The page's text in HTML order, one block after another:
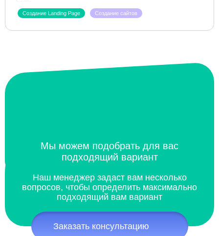
Создание Landing Page Создание сайтов
Мы можем подобрать для вас
подходящий вариант
Наш менеджер задаст вам несколько
вопросов, чтобы определить максимально
подходящий вам вариант
Заказать консультацию